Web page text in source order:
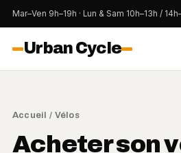
Mar–Ven 9h–19h · Lun & Sam 10h–13h /
Urban Cycle
Accueil / Vélos
Acheter son